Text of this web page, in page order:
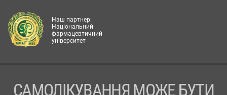
Наш партнер:
Національний
фармацевтичний
університет
САМОЛІКУВАННЯ МОЖЕ БУТИ